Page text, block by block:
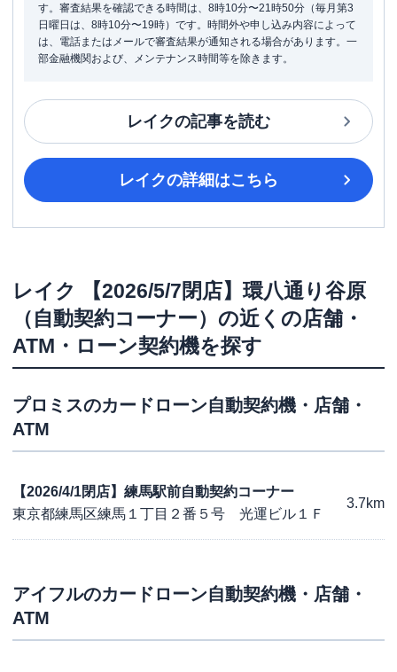
す。審査結果を確認できる時間は、8時10分〜21時50分（毎月第3
日曜日は、8時10分〜19時）です。時間外や申し込み内容によって
は、電話またはメールで審査結果が通知される場合があります。一
部金融機関および、メンテナンス時間等を除きます。
レイクの記事を読む
レイクの詳細はこちら
レイク
【2026/5/7閉店】環八通り谷原
（自動契約コーナー） の近くの店舗・
ATM・ローン契約機を探す
プロミスのカードローン自動契約機・店舗・
ATM
【2026/4/1閉店】練馬駅前自動契約コーナー
東京都練馬区練馬１丁目２番５号 光運ビル１Ｆ
3.7km
アイフルのカードローン自動契約機・店舗・
ATM